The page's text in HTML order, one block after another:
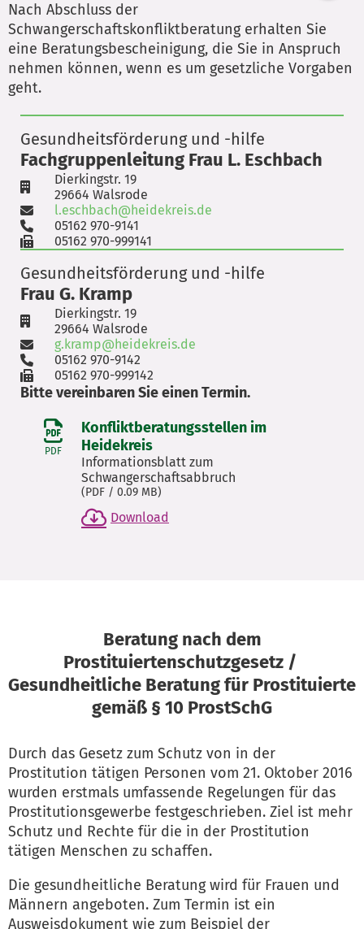
Nach Abschluss der
Schwangerschaftskonfliktberatung erhalten Sie
eine Beratungsbescheinigung, die Sie in Anspruch
nehmen können, wenn es um gesetzliche Vorgaben
geht.
Gesundheitsförderung und -hilfe
Fachgruppenleitung Frau L. Eschbach
Dierkingstr. 19
29664 Walsrode
l.eschbach@heidekreis.de
05162 970-9141
05162 970-999141
Gesundheitsförderung und -hilfe
Frau G. Kramp
Dierkingstr. 19
29664 Walsrode
g.kramp@heidekreis.de
05162 970-9142
05162 970-999142
Bitte vereinbaren Sie einen Termin.
PDF
Konfliktberatungsstellen im
Heidekreis
Informationsblatt zum
Schwangerschaftsabbruch
(PDF / 0.09 MB)
Download
Beratung nach dem
Prostituiertenschutzgesetz /
Gesundheitliche Beratung für Prostituierte
gemäß § 10 ProstSchG
Durch das Gesetz zum Schutz von in der
Prostitution tätigen Personen vom 21. Oktober 2016
wurden erstmals umfassende Regelungen für das
Prostitutionsgewerbe festgeschrieben. Ziel ist mehr
Schutz und Rechte für die in der Prostitution
tätigen Menschen zu schaffen.
Die gesundheitliche Beratung wird für Frauen und
Männern angeboten. Zum Termin ist ein
Ausweisdokument wie zum Beispiel der